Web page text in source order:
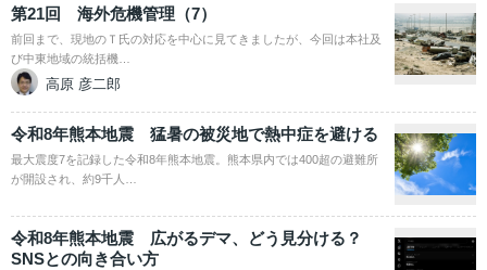
第21回 海外危機管理（7）
前回まで、現地のＴ氏の対応を中心に見てきましたが、今回は本社及
び中東地域の統括機…
高原 彦二郎
令和8年熊本地震 猛暑の被災地で熱中症を避ける
最大震度7を記録した令和8年熊本地震。熊本県内では400超の避難所
が開設され、約9千人…
令和8年熊本地震 広がるデマ、どう見分ける？
SNSとの向き合い方